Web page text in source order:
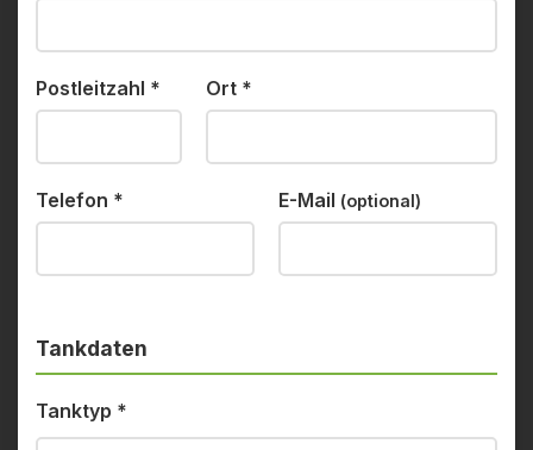
Postleitzahl * Ort *
Telefon * E-Mail (optional)
Tankdaten
Tanktyp *